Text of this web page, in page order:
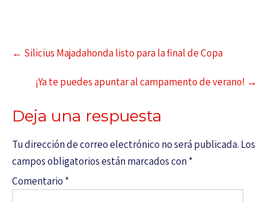
← Silicius Majadahonda listo para la final de Copa
¡Ya te puedes apuntar al campamento de verano! →
Deja una respuesta
Tu dirección de correo electrónico no será publicada. Los
campos obligatorios están marcados con *
Comentario *